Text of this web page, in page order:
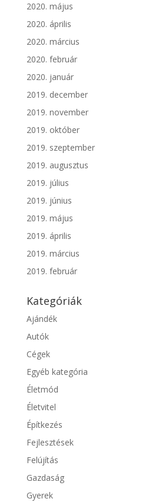
2020. május
2020. április
2020. március
2020. február
2020. január
2019. december
2019. november
2019. október
2019. szeptember
2019. augusztus
2019. július
2019. június
2019. május
2019. április
2019. március
2019. február
Kategóriák
Ajándék
Autók
Cégek
Egyéb kategória
Életmód
Életvitel
Építkezés
Fejlesztések
Felújítás
Gazdaság
Gyerek